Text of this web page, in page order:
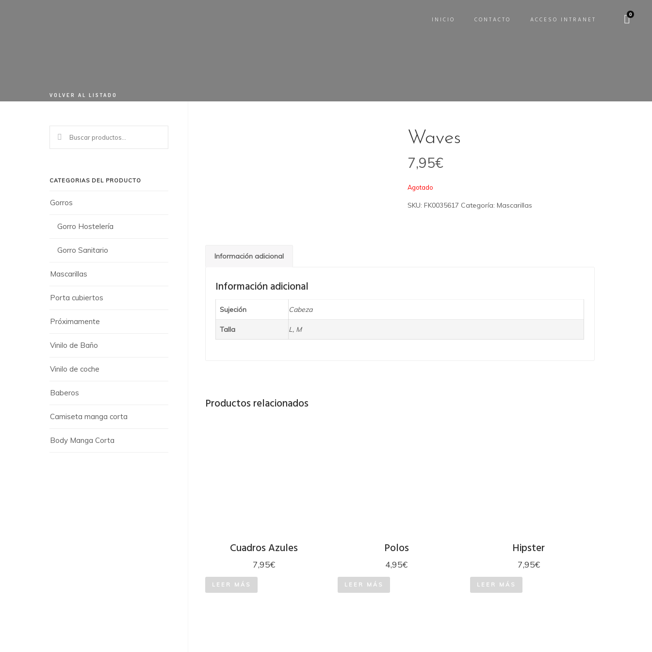
0
INICIO CONTACTO ACCESO INTRANET
VOLVER AL LISTADO
Buscar
CATEGORÍAS DEL PRODUCTO
Gorros
Gorro Hostelería
Gorro Sanitario
Mascarillas
Porta cubiertos
Próximamente
Vinilo de Baño
Vinilo de coche
Baberos
Camiseta manga corta
Body Manga Corta
Waves
7,95€
Agotado
SKU:FK0035617 Categoría:Mascarillas
Información adicional
Información adicional
Sujeción Cabeza
Talla L, M
Productos relacionados
Cuadros Azules
7,95€
LEER MÁS
Polos
4,95€
LEER MÁS
Hipster
7,95€
LEER MÁS